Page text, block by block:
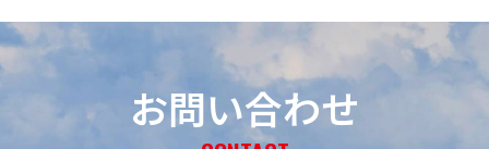
お問い合わせ